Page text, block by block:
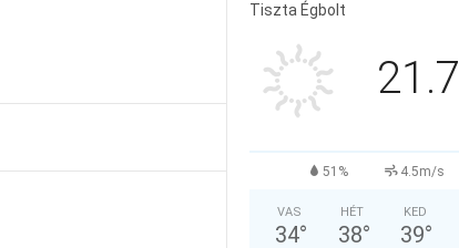
Tiszta Égbolt
21.7
51% 4.5m/s
VAS
34°
HÉT
38°
KED
39°